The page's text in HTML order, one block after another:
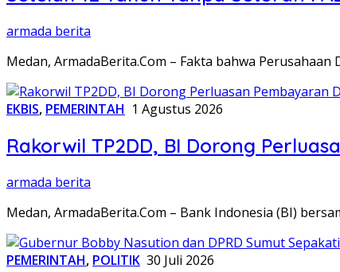
armada berita
Medan, ArmadaBerita.Com – Fakta bahwa
EKBIS, PEMERINTAH 1 Agustus 2026
Rakorwil TP2DD, BI Dorong
armada berita
Medan, ArmadaBerita.Com – Bank Indonesia (BI)
PEMERINTAH, POLITIK 30 Juli 2026